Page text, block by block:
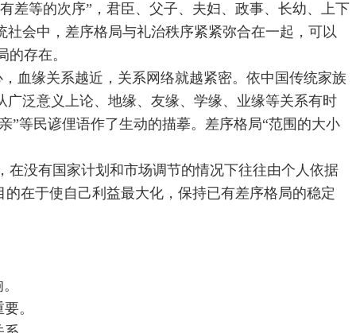
差等的次序”，君臣、父子、夫妇、政事、长幼、上下
会中，差序格局与礼治秩序紧紧弥合在一起，可以
存在。
血缘关系越近，关系网络就越紧密。依中国传统家族
泛意义上论、地缘、友缘、学缘、业缘等关系有时
”等民谚俚语作了生动的描摹。差序格局“范围的大小
没有国家计划和市场调节的情况下往往由个人依据
在于使自己利益最大化，保持已有差序格局的稳定
。